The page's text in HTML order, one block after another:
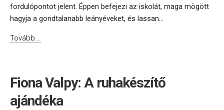
fordulópontot jelent. Éppen befejezi az iskolát, maga mögött
hagyja a gondtalanabb leányéveket, és lassan...
Tovább...
Fiona Valpy: A ruhakészítő
ajándéka